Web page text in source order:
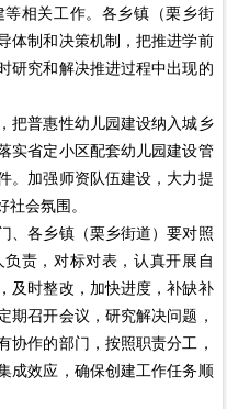
相关工作。各乡镇（栗乡街
体制和决策机制，把推进学前
研究和解决推进过程中出现的
把普惠性幼儿园建设纳入城乡
实省定小区配套幼儿园建设管
。加强师资队伍建设，大力提
会氛围。
、各乡镇（栗乡街道）要对照
责，对标对表，认真开展自
及时整改，加快进度，补缺补
期召开会议，研究解决问题，
协作的部门，按照职责分工，
成效应，确保创建工作任务顺